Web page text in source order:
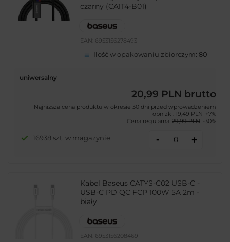
czarny (CA1T4-B01)
EAN: 6953156278493
Ilość w opakowaniu zbiorczym: 80
uniwersalny
20,99 PLN brutto
Najniższa cena produktu w okresie 30 dni przed wprowadzeniem
obniżki: 19,49 PLN +7%
Cena regularna: 29,99 PLN -30%
16938 szt. w magazynie - +
Kabel Baseus CATYS-C02 USB-C -
USB-C PD QC FCP 100W 5A 2m -
biały
EAN: 6953156208469